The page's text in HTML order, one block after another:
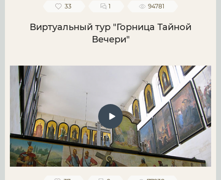
33 1 94781
Виртуальный тур "Горница Тайной
Вечери"